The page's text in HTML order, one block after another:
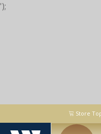
');
Store